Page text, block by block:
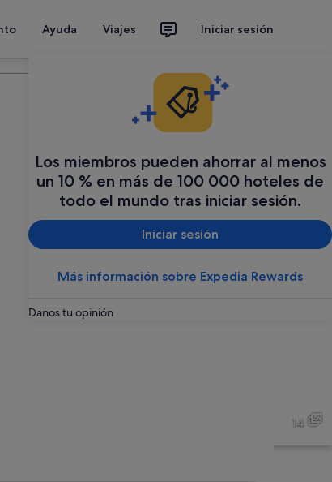
Ayuda Viajes Iniciar sesión
Los miembros pueden ahorrar al menos
un 10 % en más de 100 000 hoteles de
todo el mundo tras iniciar sesión.
Iniciar sesión
Más información sobre Expedia Rewards
Danos tu opinión
14